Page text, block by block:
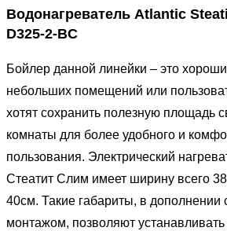
Водонагреватель Atlantic
D325-2-BC
Бойлер данной линейки – это
небольших помещений или
хотят сохранить полезную площадь
комнаты для более удобного и
пользования. Электрический
Стеатит Слим имеет ширину всего
40см. Такие габариты, в дополнении
монтажом, позволяют устанавливать